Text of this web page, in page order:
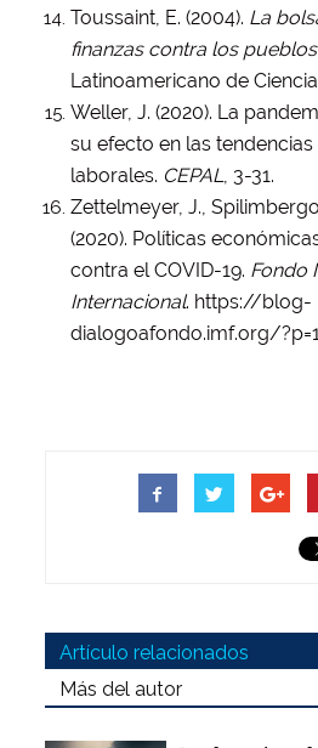
Toussaint, E. (2004). La
finanzas contra los pueblos
Latinoamericano de
Weller, J. (2020). La
su efecto en las
laborales. CEPAL
, 3-31.
Zettelmeyer, J.,
(2020). Políticas
contra el COVID-19. Fondo
Internacional. https://blog-
dialogoafondo.imf.org/
Artículo relacionados
Más del autor